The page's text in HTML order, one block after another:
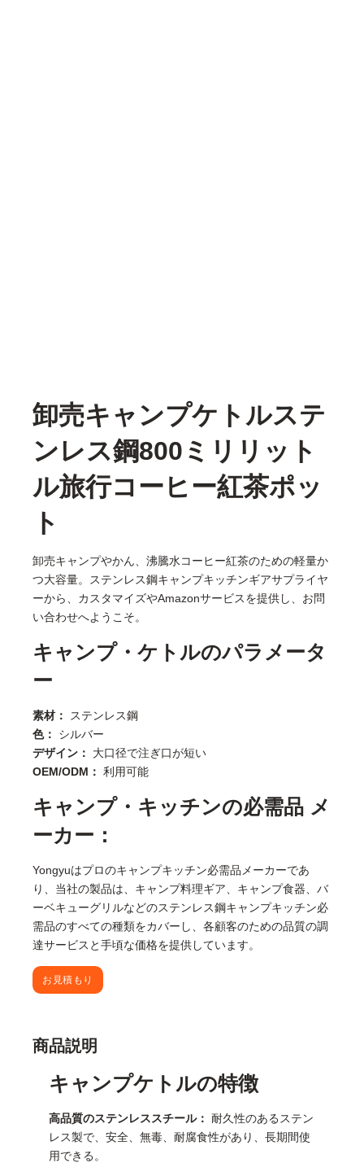
卸売キャンプケトルステ
ンレス鋼800ミリリット
ル旅行コーヒー紅茶ポッ
ト
卸売キャンプやかん、沸騰水コーヒー紅茶のための軽量か
つ大容量。ステンレス鋼キャンプキッチンギアサプライヤ
ーから、カスタマイズやAmazonサービスを提供し、お問
い合わせへようこそ。
キャンプ・ケトルのパラメータ
ー
素材：
ステンレス鋼
色：
シルバー
デザイン： 大口径で注ぎ口が短い
OEM/ODM： 利用可能
キャンプ・キッチンの必需品 メ
ーカー：
Yongyuはプロのキャンプキッチン必需品メーカーであ
り、当社の製品は、キャンプ料理ギア、キャンプ食器、バ
ーベキューグリルなどのステンレス鋼キャンプキッチン必
需品のすべての種類をカバーし、各顧客のための品質の調
達サービスと手頃な価格を提供しています。
お見積もり
商品説明
キャンプケトルの特徴
高品質のステンレススチール：耐久性のあるステン
レス製で、安全、無毒、耐腐食性があり、長期間使
用できる。